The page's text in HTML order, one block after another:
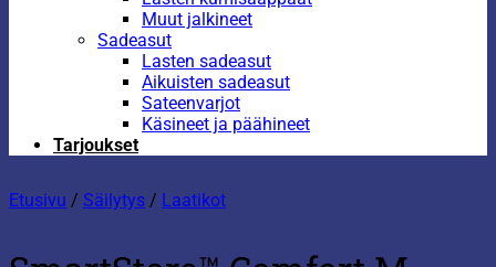
Muut jalkineet
Sadeasut
Lasten sadeasut
Aikuisten sadeasut
Sateenvarjot
Käsineet ja päähineet
Tarjoukset
Etusivu / Säilytys / Laatikot